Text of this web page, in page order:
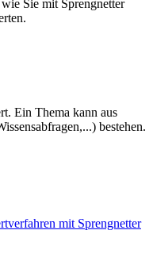
Sie mit Sprengnetter
Ein Thema kann aus
bestehen.
mit Sprengnetter